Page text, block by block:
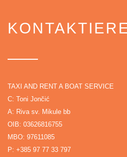
TAXI AND RENT A BOAT SERVICE
C: Toni Jončić
A: Riva sv. Mikule bb
OIB: 03626816755
MBO: 97611085
P: +385 97 77 33 797